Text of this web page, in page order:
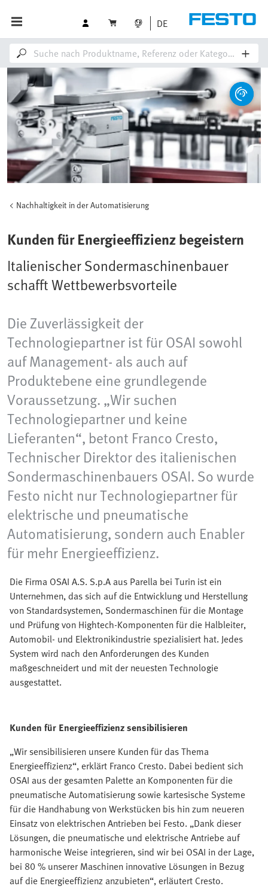
DE
Nachhaltigkeit in der Automatisierung
Kunden für Energieeffizienz begeistern
Italienischer Sondermaschinenbauer
schafft Wettbewerbsvorteile
Die Zuverlässigkeit der
Technologiepartner ist für OSAI sowohl
auf Management- als auch auf
Produktebene eine grundlegende
Voraussetzung. „Wir suchen
Technologiepartner und keine
Lieferanten“, betont Franco Cresto,
Technischer Direktor des italienischen
Sondermaschinenbauers OSAI. So wurde
Festo nicht nur Technologiepartner für
elektrische und pneumatische
Automatisierung, sondern auch Enabler
für mehr Energieeffizienz.
Die Firma OSAI A.S. S.p.A aus Parella bei Turin ist ein
Unternehmen, das sich auf die Entwicklung und Herstellung
von Standardsystemen, Sondermaschinen für die Montage
und Prüfung von Hightech-Komponenten für die Halbleiter,
Automobil- und Elektronikindustrie spezialisiert hat. Jedes
System wird nach den Anforderungen des Kunden
maßgeschneidert und mit der neuesten Technologie
ausgestattet.
Kunden für Energieeffizienz sensibilisieren
„Wir sensibilisieren unsere Kunden für das Thema
Energieeffizienz“, erklärt Franco Cresto. Dabei bedient sich
OSAI aus der gesamten Palette an Komponenten für die
pneumatische Automatisierung sowie kartesische Systeme
für die Handhabung von Werkstücken bis hin zum neueren
Einsatz von elektrischen Antrieben bei Festo. „Dank dieser
Lösungen, die pneumatische und elektrische Antriebe auf
harmonische Weise integrieren, sind wir bei OSAI in der Lage,
bei 80 % unserer Maschinen innovative Lösungen in Bezug
auf die Energieeffizienz anzubieten“, erläutert Cresto.